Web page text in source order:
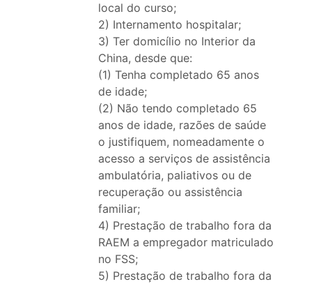
local do curso;
2) Internamento hospitalar;
3) Ter domicílio no Interior da
China, desde que:
(1) Tenha completado 65 anos
de idade;
(2) Não tendo completado 65
anos de idade, razões de saúde
o justifiquem, nomeadamente o
acesso a serviços de assistência
ambulatória, paliativos ou de
recuperação ou assistência
familiar;
4) Prestação de trabalho fora da
RAEM a empregador matriculado
no FSS;
5) Prestação de trabalho fora da